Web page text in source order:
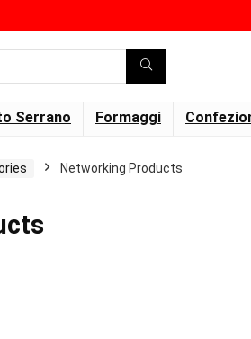
Serrano Formaggi
Networking Products